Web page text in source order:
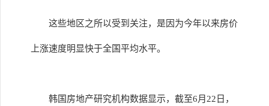
这些地区之所以受到关注，是因为今年以来房价
上涨速度明显快于全国平均水平。
韩国房地产研究机构数据显示，截至6月22日，